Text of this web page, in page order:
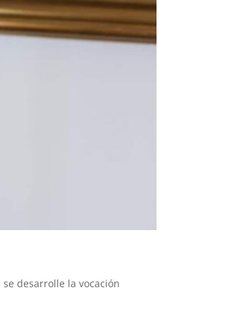
desarrolle la vocación